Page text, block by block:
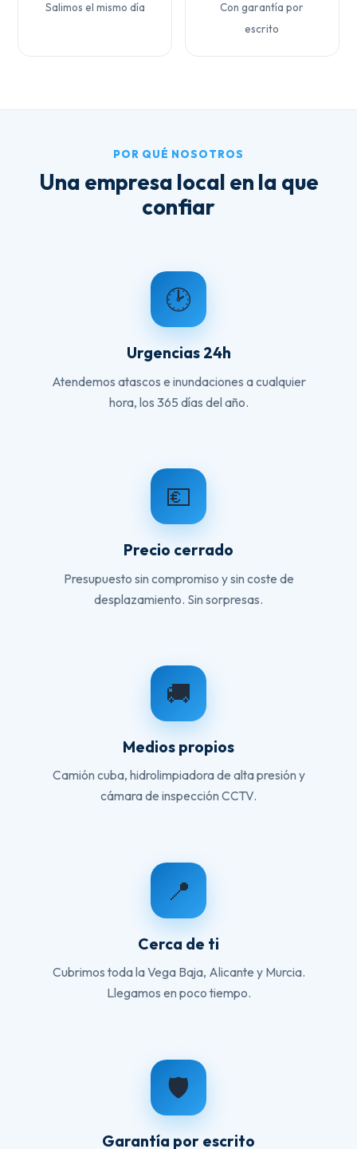
Salimos el mismo día
Con garantía por
escrito
POR QUÉ NOSOTROS
Una empresa local en la que
confiar
🕑
Urgencias 24h
Atendemos atascos e inundaciones a cualquier
hora, los 365 días del año.
💶
Precio cerrado
Presupuesto sin compromiso y sin coste de
desplazamiento. Sin sorpresas.
🚚
Medios propios
Camión cuba, hidrolimpiadora de alta presión y
cámara de inspección CCTV.
📍
Cerca de ti
Cubrimos toda la Vega Baja, Alicante y Murcia.
Llegamos en poco tiempo.
🛡️
Garantía por escrito